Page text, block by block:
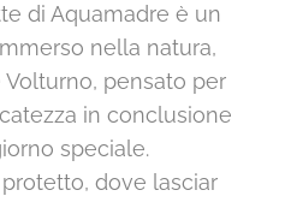
di Aquamadre è un
nella natura,
pensato per
in conclusione
speciale.
dove lasciar